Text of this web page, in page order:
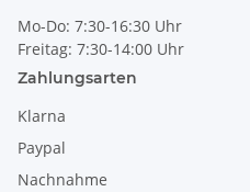
Mo-Do: 7:30-16:30 Uhr
Freitag: 7:30-14:00 Uhr
Zahlungsarten
Klarna
Paypal
Nachnahme